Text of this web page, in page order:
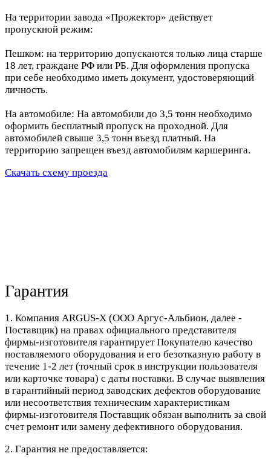
На территории завода «Прожектор» действует
пропускной режим:
Пешком: на территорию допускаются только лица старше
18 лет, граждане РФ или РБ. Для оформления пропуска
при себе необходимо иметь документ, удостоверяющий
личность.
На автомобиле: На автомобили до 3,5 тонн необходимо
оформить бесплатный пропуск на проходной. Для
автомобилей свыше 3,5 тонн въезд платный. На
территорию запрещен въезд автомобилям каршеринга.
Скачать схему проезда
Гарантия
1. Компания ARGUS-X (ООО Аргус-Альбион, далее -
Поставщик) на правах официального представителя
фирмы-изготовителя гарантирует Покупателю качество
поставляемого оборудования и его безотказную работу в
течение 1-2 лет (точный срок в инструкции пользователя
или карточке товара) с даты поставки. В случае выявления
в гарантийный период заводских дефектов оборудование
или несоответствия техническим характеристикам
фирмы-изготовителя Поставщик обязан выполнить за свой
счет ремонт или замену дефективного оборудования.
2. Гарантия не предоставляется: